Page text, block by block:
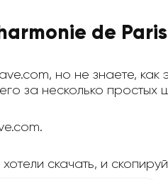
de
но не знаете,
за несколько простых
скачать, и